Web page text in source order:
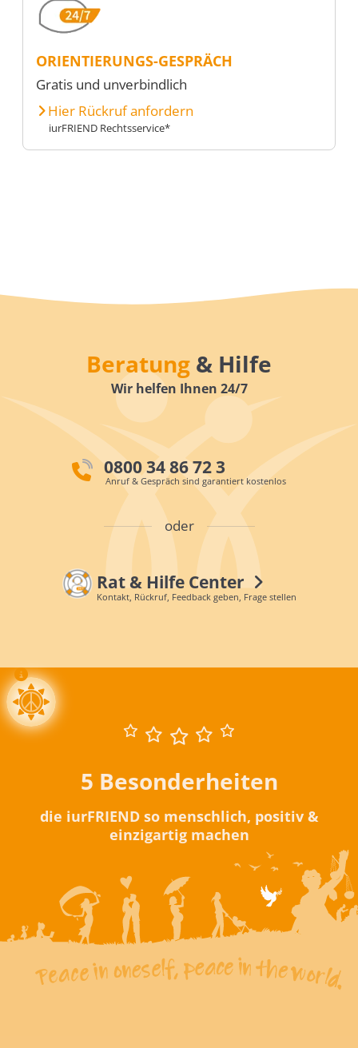
ORIENTIERUNGS-GESPRÄCH
Gratis und unverbindlich
Hier Rückruf anfordern
iurFRIEND Rechtsservice*
Beratung & Hilfe
Wir helfen Ihnen 24/7
0800 34 86 72 3
Anruf & Gespräch sind garantiert kostenlos
oder
Rat & Hilfe Center
Kontakt, Rückruf, Feedback geben, Frage stellen
5 Besonderheiten
die iurFRIEND so menschlich, positiv &
einzigartig machen